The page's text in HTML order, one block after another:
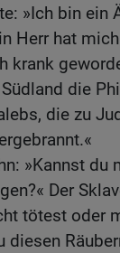
»Ich bin ein
Herr hat
krank
die
die zu
»Kannst du
Der
tötest oder
diesen